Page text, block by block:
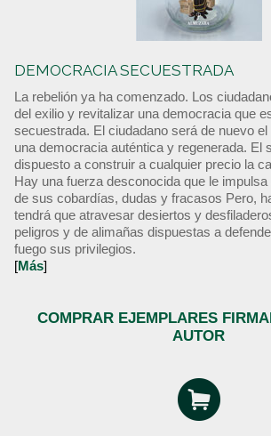
DEMOCRACIA SECUESTRADA
La rebelión ya ha comenzado. Los
del exilio y revitalizar una democracia que
secuestrada. El ciudadano será de nuevo
una democracia auténtica y regenerada. El
dispuesto a construir a cualquier precio la
Hay una fuerza desconocida que le
de sus cobardías, dudas y fracasos Pero,
tendrá que atravesar desiertos y
peligros y de alimañas dispuestas a
fuego sus privilegios.
[Más]
COMPRAR EJEMPLARES
AUTOR